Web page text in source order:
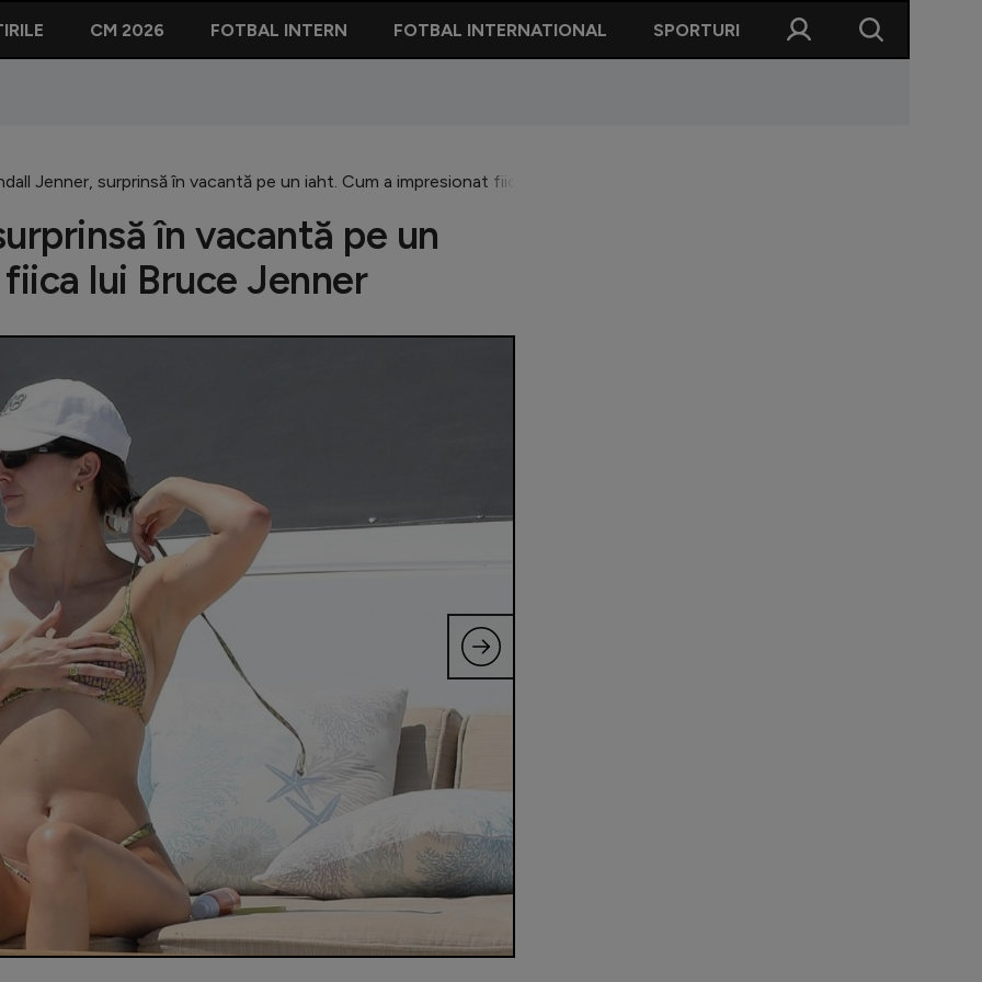
CM 2026 FOTBAL INTERN FOTBAL INTERNATIONAL SPORTURI
Jenner, surprinsă în vacantă pe un iaht. Cum a impresionat fiica lui Bruce Jenner
în vacantă pe un
lui Bruce Jenner